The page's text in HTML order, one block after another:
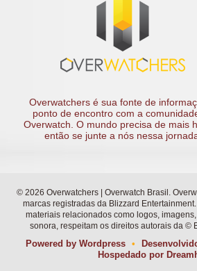
Overwatchers é sua fonte de
ponto de encontro com a
Overwatch. O mundo precisa de mais
então se junte a nós nessa
© 2026 Overwatchers | Overwatch Brasil.
marcas registradas da Blizzard
materiais relacionados como logos,
sonora, respeitam os direitos autorais da ©
Powered by Wordpress •
Hospedado por